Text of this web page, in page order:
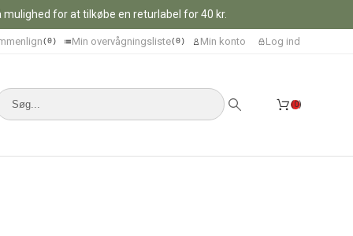
for at tilkøbe en returlabel for 40 kr.
0 Min overvågningsliste 0 Min konto Log ind
0